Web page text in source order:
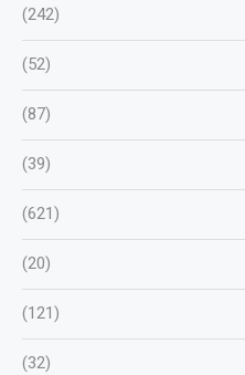
(242)
(52)
(87)
(39)
(621)
(20)
(121)
(32)